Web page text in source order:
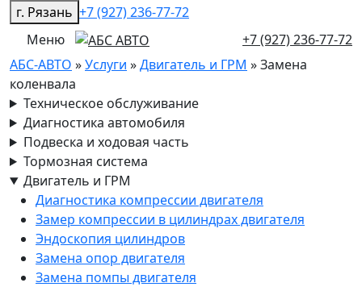
г. Рязань +7 (927) 236-77-72
Меню
+7 (927) 236-77-72
АБС-АВТО »Услуги »Двигатель и ГРМ » Замена
коленвала
Техническое обслуживание
Диагностика автомобиля
Подвеска и ходовая часть
Тормозная система
Двигатель и ГРМ
Диагностика компрессии двигателя
Замер компрессии в цилиндрах двигателя
Эндоскопия цилиндров
Замена опор двигателя
Замена помпы двигателя